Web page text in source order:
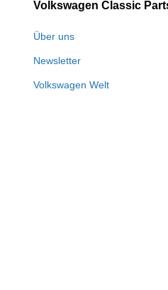
Volkswagen Classic
Über uns
Newsletter
Volkswagen Welt